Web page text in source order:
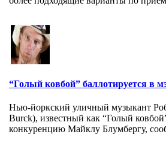
“Голый ковбой” баллотируется в
Нью-йоркский уличный музыкант
Burck), известный как “Голый
конкуренцию Майклу Блумбергу,